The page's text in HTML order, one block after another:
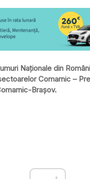
Naţionale din
Comarnic –
Braşov.